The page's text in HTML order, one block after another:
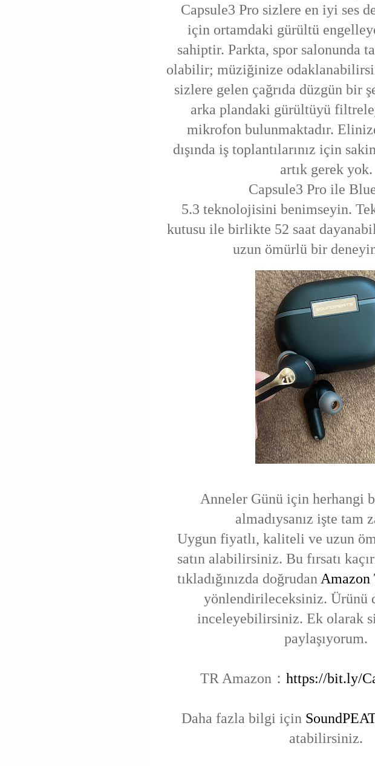
Capsule3 Pro sizlere en iyi ses
için ortamdaki gürültü
sahiptir. Parkta, spor salonunda
olabilir; müziğinize
sizlere gelen çağrıda düzgün bir
arka plandaki gürültüyü
mikrofon bulunmaktadır.
dışında iş toplantılarınız için
artık gerek yok.
Capsule3 Pro ile
5.3 teknolojisini benimseyin.
kutusu ile birlikte 52 saat
uzun ömürlü bir
Anneler Günü için herhangi
almadıysanız işte tam
Uygun fiyatlı, kaliteli ve uzun
satın alabilirsiniz. Bu fırsatı
tıkladığınızda doğrudan
yönlendirileceksiniz. Ürünü
inceleyebilirsiniz. Ek olarak
paylaşıyorum.
TR Amazon： https://bit.ly/
Daha fazla bilgi için
atabilirsiniz.